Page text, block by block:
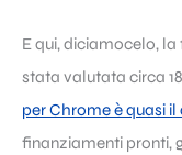
E qui, diciamocelo,
stata valutata circa
per Chrome è quasi
finanziamenti pronti,